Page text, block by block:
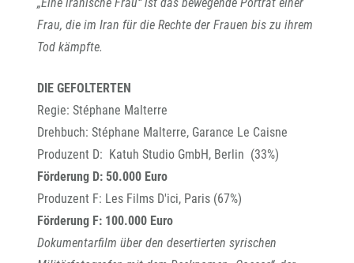
Frau, die im Iran für die Rechte der Frauen bis zu ihrem
Tod kämpfte.
DIE GEFOLTERTEN
Regie: Stéphane Malterre
Drehbuch: Stéphane Malterre, Garance Le Caisne
Produzent D: Katuh Studio GmbH, Berlin (33%)
Förderung D: 50.000 Euro
Produzent F: Les Films D'ici, Paris (67%)
Förderung F: 100.000 Euro
Dokumentarfilm über den desertierten syrischen